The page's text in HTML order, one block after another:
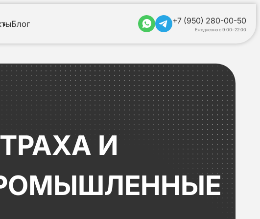
Блог +7 (950) 280-00-50
Ежедневно с 9:00–22:00
И